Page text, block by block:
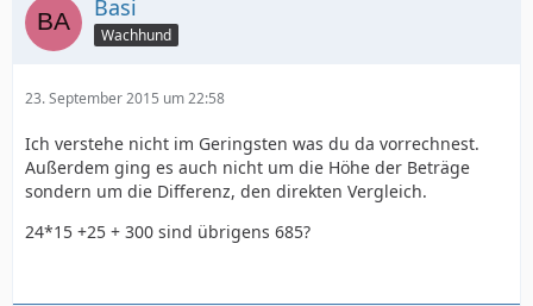
Basi
Wachhund
23. September 2015 um 22:58
Ich verstehe nicht im Geringsten was du da vorrechnest.
Außerdem ging es auch nicht um die Höhe der Beträge
sondern um die Differenz, den direkten Vergleich.
24*15 +25 + 300 sind übrigens 685?